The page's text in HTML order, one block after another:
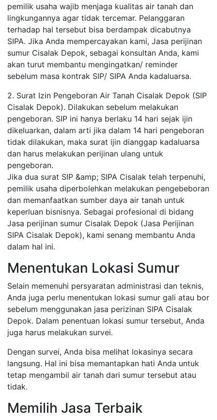
pemilik usaha wajib menjaga kualitas air tanah dan
lingkungannya agar tidak tercemar. Pelanggaran
terhadap hal tersebut bisa berdampak dicabutnya
SIPA. Jika Anda mempercayakan kami, Jasa perijinan
sumur Cisalak Depok, sebagai konsultan Anda, kami
akan turut membantu mengingatkan/ reminder
sebelum masa kontrak SIP/ SIPA Anda kadaluarsa.
2. Surat Izin Pengeboran Air Tanah Cisalak Depok (SIP
Cisalak Depok). Dilakukan sebelum melakukan
pengeboran. SIP ini hanya berlaku 14 hari sejak ijin
dikeluarkan, dalam arti jika dalam 14 hari pengeboran
tidak dilakukan, maka surat ijin dianggap kadaluarsa
dan harus melakukan perijinan ulang untuk
pengeboran.
Jika dua surat SIP &amp; SIPA Cisalak telah terpenuhi,
pemilik usaha diperbolehkan melakukan pengebeboran
dan memanfaatkan sumber daya air tanah untuk
keperluan bisnisnya. Sebagai profesional di bidang
Jasa perijinan sumur Cisalak Depok (Jasa Perijinan
SIPA Cisalak Depok), kami senang membantu Anda
dalam hal ini.
Menentukan Lokasi Sumur
Selain memenuhi persyaratan administrasi dan teknis,
Anda juga perlu menentukan lokasi sumur gali atau bor
sebelum menggunakan jasa perizinan SIPA Cisalak
Depok. Dalam penentuan lokasi sumur tersebut, Anda
juga harus melakukan survei.
Dengan survei, Anda bisa melihat lokasinya secara
langsung. Hal ini bisa memantapkan hati Anda untuk
tetap mengambil air tanah dari sumur tersebut atau
tidak.
Memilih Jasa Terbaik